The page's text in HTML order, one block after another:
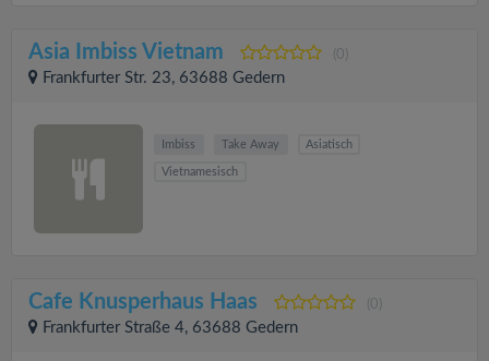
Asia Imbiss Vietnam (0)
Frankfurter Str. 23, 63688 Gedern
Imbiss Take Away Asiatisch
Vietnamesisch
Cafe Knusperhaus Haas (0)
Frankfurter Straße 4, 63688 Gedern